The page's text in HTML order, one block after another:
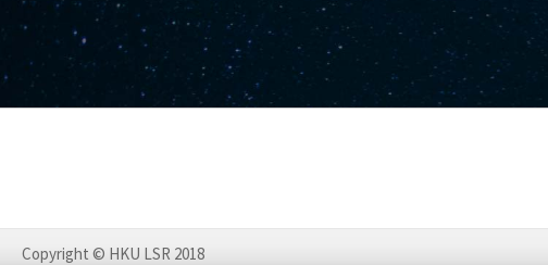
Copyright © HKU LSR 2018